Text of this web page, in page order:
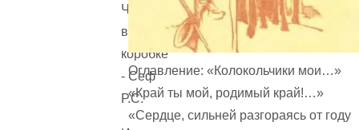
Оглавление: «Колокольчики мои…»
«Край ты мой, родимый край!…»
«Сердце, сильней разгораясь от году